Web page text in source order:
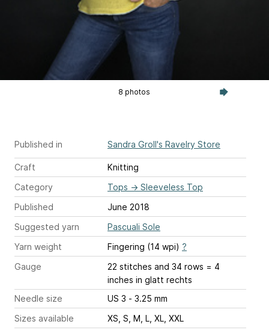
8 photos
Published in Sandra Groll's Ravelry Store
Craft
Knitting
Category
Tops → Sleeveless Top
Published
June 2018
Suggested yarn
Pascuali Sole
Yarn weight
Fingering (14 wpi) ?
Gauge
22 stitches and 34 rows = 4
inches in glatt rechts
Needle size
US 3 - 3.25 mm
Sizes available
XS, S, M, L, XL, XXL